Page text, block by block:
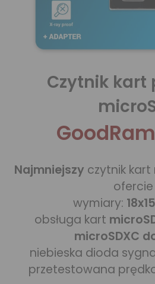
Czytnik kart
Najmniejszy czytnik kart
ofercie
wymiary:
obsługa kart
microSDXC
niebieska dioda
przetestowana